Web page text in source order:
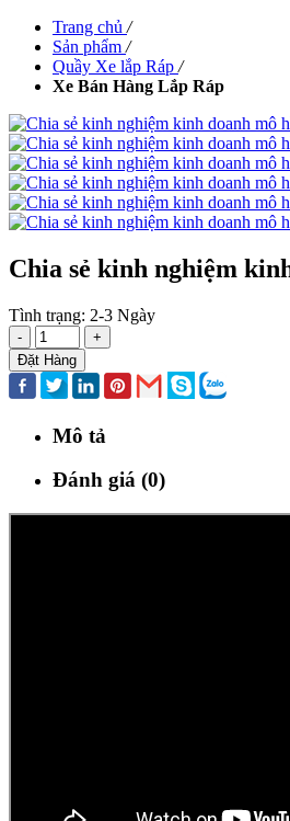
Trang chủ /
Sản phẩm /
Quầy Xe lắp Ráp /
Xe Bán Hàng Lắp Ráp
Chia sẻ kinh nghiệm
Tình trạng: 2-3 Ngày
-
+
Đặt Hàng
Mô tả
Đánh giá (0)